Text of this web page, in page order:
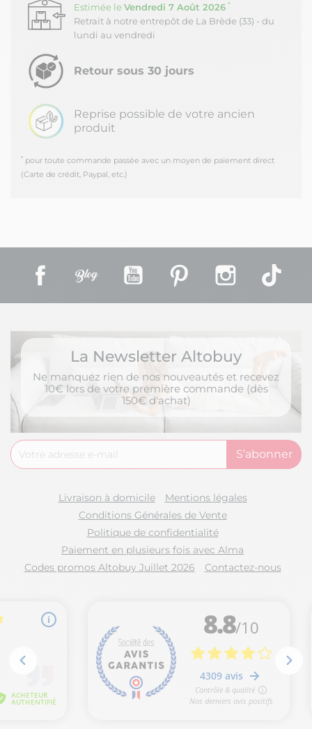
Estimée le Vendredi 7 Août 2026 *
Retrait à notre entrepôt de La Brède (33) - du
lundi au vendredi
Retour sous 30 jours
Reprise possible de votre ancien
produit
* pour toute commande passée avec un moyen de paiement direct
(Carte de crédit, Paypal, etc.)
Facebook YouTube Pinterest Instagram
La Newsletter Altobuy
Ne manquez rien de nos nouveautés et recevez
10€ lors de votre première commande (dès
150€ d'achat)
Livraison à domicile
Mentions légales
Conditions Générales de Vente
Politique de confidentialité
Paiement en plusieurs fois avec Alma
Codes promos Altobuy Juillet 2026
Contactez-nous